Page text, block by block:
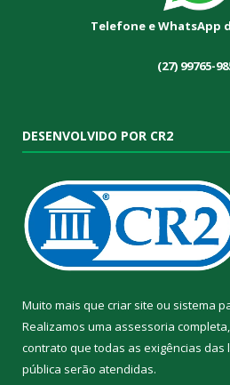
Telefone e WhatsApp
(27) 99765-
DESENVOLVIDO POR CR2
Muito mais que criar site ou sistema
Realizamos uma assessoria
contrato que todas as exigências das
pública serão atendidas.